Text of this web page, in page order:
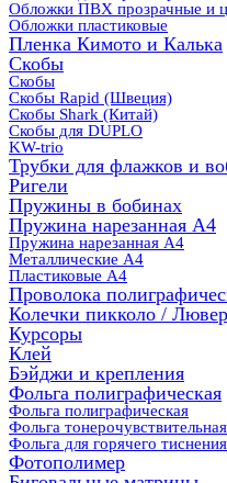
Обложки ПВХ прозрачные и
Обложки пластиковые
Пленка Кимото и Калька
Скобы
Скобы
Скобы Rapid (Швеция)
Скобы Shark (Китай)
Скобы для DUPLO
KW-trio
Трубки для флажков и
Ригели
Пружины в бобинах
Пружина нарезанная А4
Пружина нарезанная А4
Металлические А4
Пластиковые А4
Проволока
Колечки пикколо /
Курсоры
Клей
Бэйджи и крепления
Фольга полиграфическая
Фольга полиграфическая
Фольга
Фольга для горячего
Фотополимер